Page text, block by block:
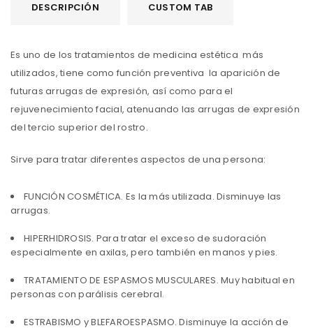
DESCRIPCIÓN CUSTOM TAB
Es uno de los tratamientos de medicina estética más
utilizados, tiene como función preventiva la aparición de
futuras arrugas de expresión, así como para el
rejuvenecimiento facial, atenuando las arrugas de expresión
del tercio superior del rostro.
Sirve para tratar diferentes aspectos de una persona:
FUNCIÓN COSMÉTICA. Es la más utilizada. Disminuye las
arrugas.
HIPERHIDROSIS. Para tratar el exceso de sudoración
especialmente en axilas, pero también en manos y pies.
TRATAMIENTO DE ESPASMOS MUSCULARES. Muy habitual en
personas con parálisis cerebral.
ESTRABISMO y BLEFAROESPASMO. Disminuye la acción de